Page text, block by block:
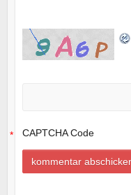
CAPTCHA Code
*